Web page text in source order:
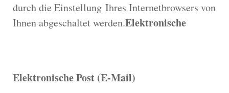
durch die Einstellung Ihres Internetbrowsers von
Ihnen abgeschaltet werden.Elektronische
Elektronische Post (E-Mail)